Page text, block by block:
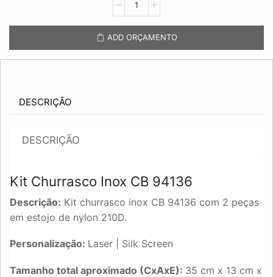
Churrasco
94136
ADD ORÇAMENTO
DESCRIÇÃO
DESCRIÇÃO
Kit Churrasco Inox CB 94136
Descrição: Kit churrasco inox CB 94136 com 2 peças
em estojo de nylon 210D.
Personalização: Laser | Silk Screen
Tamanho total aproximado (CxAxE): 35 cm x 13 cm x